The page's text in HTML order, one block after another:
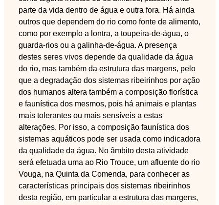
parte da vida dentro de água e outra fora. Há ainda
outros que dependem do rio como fonte de alimento,
como por exemplo a lontra, a toupeira-de-água, o
guarda-rios ou a galinha-de-água. A presença
destes seres vivos depende da qualidade da água
do rio, mas também da estrutura das margens, pelo
que a degradação dos sistemas ribeirinhos por ação
dos humanos altera também a composição florística
e faunística dos mesmos, pois há animais e plantas
mais tolerantes ou mais sensíveis a estas
alterações. Por isso, a composição faunística dos
sistemas aquáticos pode ser usada como indicadora
da qualidade da água. No âmbito desta atividade
será efetuada uma ao Rio Trouce, um afluente do rio
Vouga, na Quinta da Comenda, para conhecer as
características principais dos sistemas ribeirinhos
desta região, em particular a estrutura das margens,